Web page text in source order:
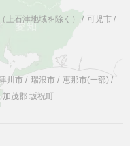
上石津地域を除く） / 可児市 /
川市 / 瑞浪市 / 恵那市(一部) /
加茂郡 坂祝町